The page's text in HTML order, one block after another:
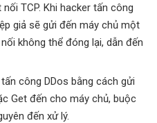
TCP. Khi hacker tấn công
giả sẽ gửi đến máy chủ một
không thể đóng lại, dẫn đến
công DDos bằng cách gửi
Get đến cho máy chủ, buộc
đến xử lý.